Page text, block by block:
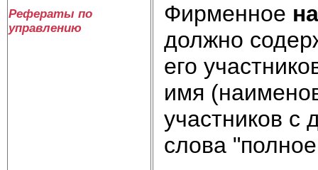
Рефераты по
управлению
Фирменное
должно
его
имя
участников с
слова